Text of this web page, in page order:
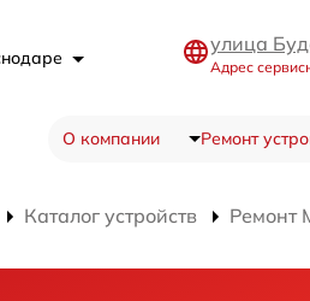
улица
Адрес
О компании Ремонт
Каталог устройств Ремонт